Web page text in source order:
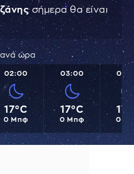
σήμερα θα είναι
ώρα
02:00
17°C
0 Μπφ
03:00
17°C
0 Μπφ 0